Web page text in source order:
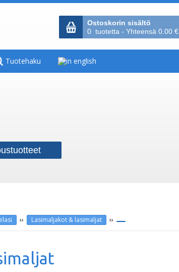
Ostoskorin sisältö
0 tuotetta - Yhteensä 0.00 €
Tuotehaku
›› Lasimaljakot & lasimaljat ››